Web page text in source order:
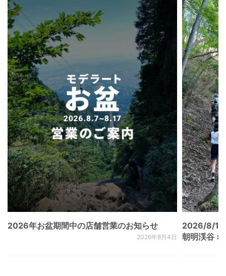
2026年お盆期間中の店舗営業のお知らせ
2026年8月4日
2026/8/
朝明渓谷 ×